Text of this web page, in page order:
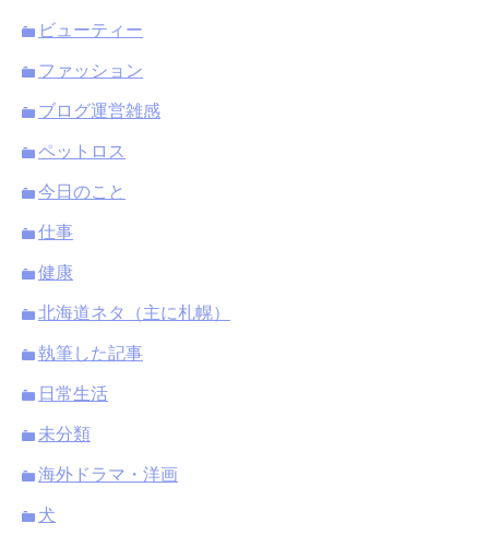
ビューティー
ファッション
ブログ運営雑感
ペットロス
今日のこと
仕事
健康
北海道ネタ（主に札幌）
執筆した記事
日常生活
未分類
海外ドラマ・洋画
犬